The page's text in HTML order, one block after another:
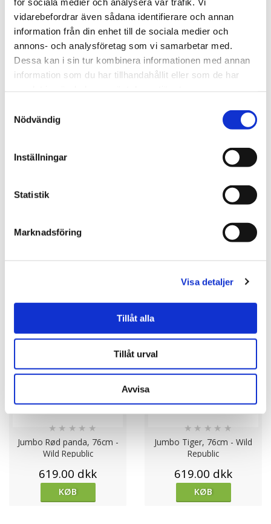
vidarebefordrar även sådana identifierare och annan
information från din enhet till de sociala medier och
annons- och analysföretag som vi samarbetar med.
Dessa kan i sin tur kombinera informationen med annan
information som du har tillhandahållit eller som de har
Nödvändig
Inställningar
Statistik
Marknadsföring
Visa detaljer
Tillåt alla
Tillåt urval
Avvisa
619.00 dkk
KØB
619.00 dkk
KØB
★
KØB
★
539.00 dkk
KØB
Jumbo Rød panda, 76cm -
Wild Republic
★ ★ ★ ★ ★
619.00 dkk
KØB
Jumbo Tiger, 76cm - Wild
Republic
★ ★ ★ ★ ★
619.00 dkk
KØB